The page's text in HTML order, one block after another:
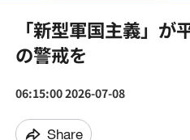
「新型軍国主義」が
の警戒を
06:15:00 2026-07-08
Share